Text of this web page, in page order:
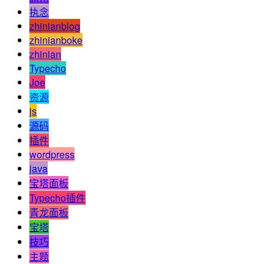
执念
zhinianblog
zhinianboke
zhinian
Typecho
Joe
资源
js
源码
插件
wordpress
java
宝塔面板
Typecho插件
青龙面板
宝塔
技巧
主题